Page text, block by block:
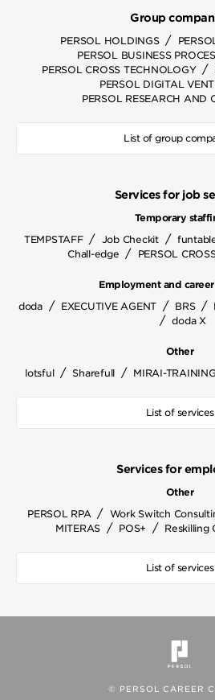
Group
PERSOL HOLDINGS /
PERSOL BUSINESS
PERSOL CROSS TECHNOLOGY /
PERSOL DIGITAL
PERSOL RESEARCH AND
List of group
Services for job
Temporary
TEMPSTAFF / Job Checkit /
Chall-edge / PERSOL
Employment and
doda / EXECUTIVE AGENT / BRS /
/ doda X
Other
lotsful / Sharefull / MIRAI-TRAINING
List of services
Services for
Other
PERSOL RPA / Work Switch
MITERAS / POS+ / Reskilling
List of services
© PERSOL CAREER